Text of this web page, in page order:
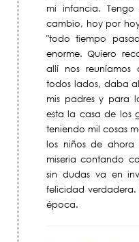
mi infancia. Tengo
cambio, hoy por
"todo tiempo
enorme. Quiero
allí nos
todos lados, daba
mis padres y para
esta la casa de los
teniendo mil cosas
los niños de
miseria contando
sin dudas va en
felicidad
época.